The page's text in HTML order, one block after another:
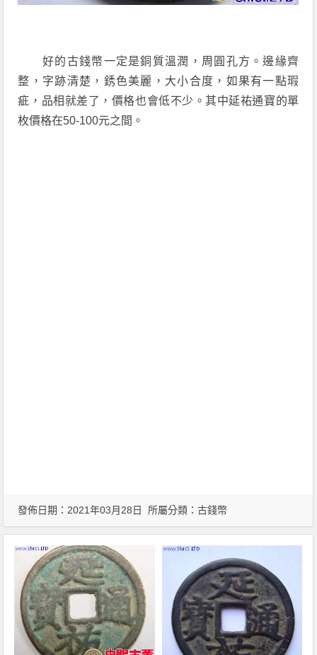
好的古錢幣一定是銅質溫潤，周圓孔方。邊緣齊
整，字跡清楚，銹色美麗，大小合度，如果有一點瑕
疵，品相就差了，價格也會低不少。其中延祐通寶的單
枚價格在50-100元之間。
發佈日期：2021年03月28日 所屬分類：古錢幣